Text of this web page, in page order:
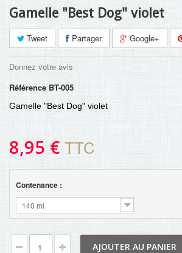
Gamelle "Best Dog" violet
Tweet Partager Google+
Donnez votre avis
Référence BT-005
Gamelle "Best Dog" violet
8,95 € TTC
Contenance :
140 ml
AJOUTER AU PANIER